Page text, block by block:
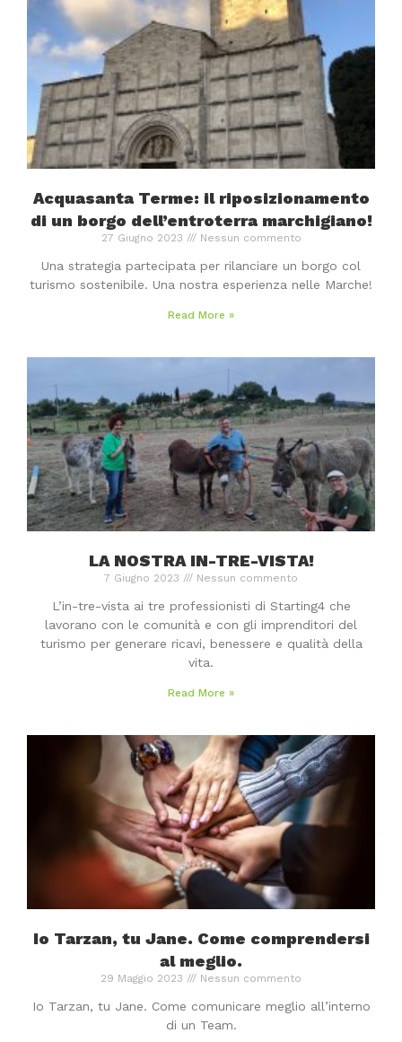
Acquasanta Terme: il riposizionamento
di un borgo dell’entroterra marchigiano!
27 Giugno 2023 Nessun commento
Una strategia partecipata per rilanciare un borgo col
turismo sostenibile. Una nostra esperienza nelle Marche!
Read More »
LA NOSTRA IN-TRE-VISTA!
7 Giugno 2023 Nessun commento
L’in-tre-vista ai tre professionisti di Starting4 che
lavorano con le comunità e con gli imprenditori del
turismo per generare ricavi, benessere e qualità della
vita.
Read More »
Io Tarzan, tu Jane. Come comprendersi
al meglio.
29 Maggio 2023 Nessun commento
Io Tarzan, tu Jane. Come comunicare meglio all’interno
di un Team.